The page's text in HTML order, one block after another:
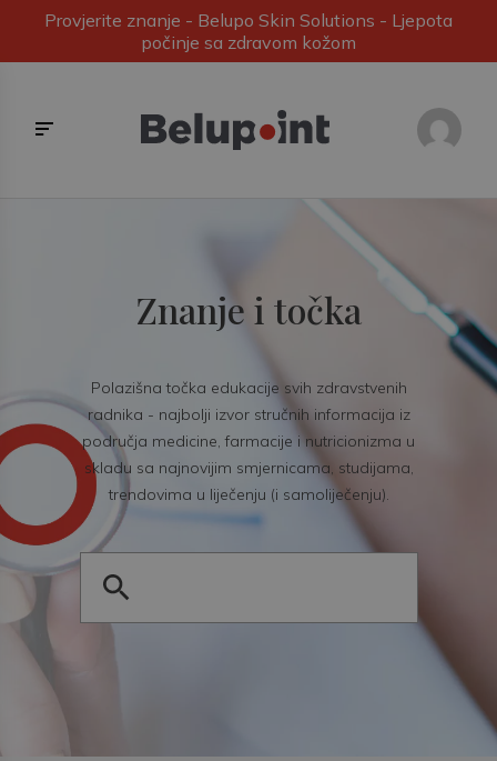
Provjerite znanje - Belupo Skin Solutions - Ljepota
počinje sa zdravom kožom
Znanje i točka
Polazišna točka edukacije svih zdravstvenih
radnika - najbolji izvor stručnih informacija iz
područja medicine, farmacije i nutricionizma u
skladu sa najnovijim smjernicama, studijama,
trendovima u liječenju (i samoliječenju).